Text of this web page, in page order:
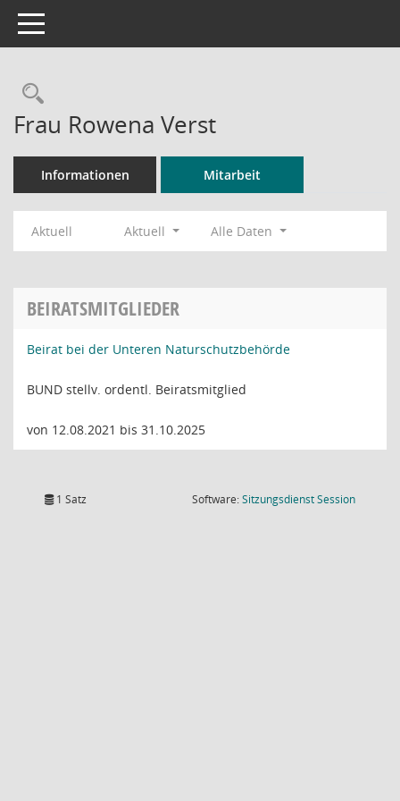
Toggle navigation
Rechercheauswahl
Frau Rowena Verst
Informationen Mitarbeit
Aktuell Aktuell Alle Daten
BEIRATSMITGLIEDER
Beirat bei der Unteren Naturschutzbehörde
BUND stellv. ordentl. Beiratsmitglied
von 12.08.2021 bis 31.10.2025
1 Satz Software:SitzungsdienstSession(Wird in